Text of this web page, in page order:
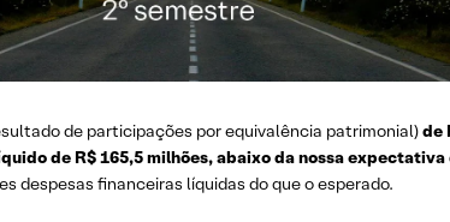
de participações por equivalência patrimonial)de
de R$ 165,5 milhões, abaixo da nossa expectativa
despesas financeiras líquidas do que o esperado.